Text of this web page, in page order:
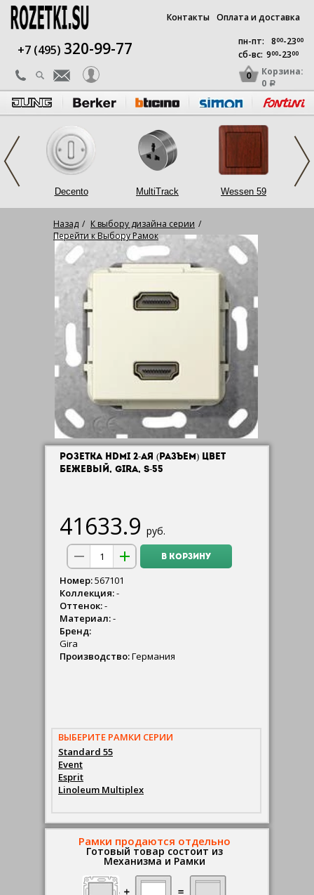
+7 (495) 320-99-77 пн-пт: 800-2300
сб-вс: 900-2300
Контакты Оплата и доставка
0
Корзина:
0 a
Decento MultiTrack Wessen 59
Назад
К выбору дизайна серии
Перейти к Выбору Рамок
РОЗЕТКА HDMI 2-АЯ (РАЗЪЕМ) ЦВЕТ
БЕЖЕВЫЙ, GIRA, S-55
41633.9 руб.
В КОРЗИНУ
ВЫБЕРИТЕ РАМКИ СЕРИИ
Standard 55
Event
Esprit
Linoleum Multiplex
Номер:567101
Коллекция:-
Оттенок:-
Материал:-
Бренд:
Gira
Производство:Германия
Рамки продаются отдельно
Готовый товар состоит из
Механизма и Рамки